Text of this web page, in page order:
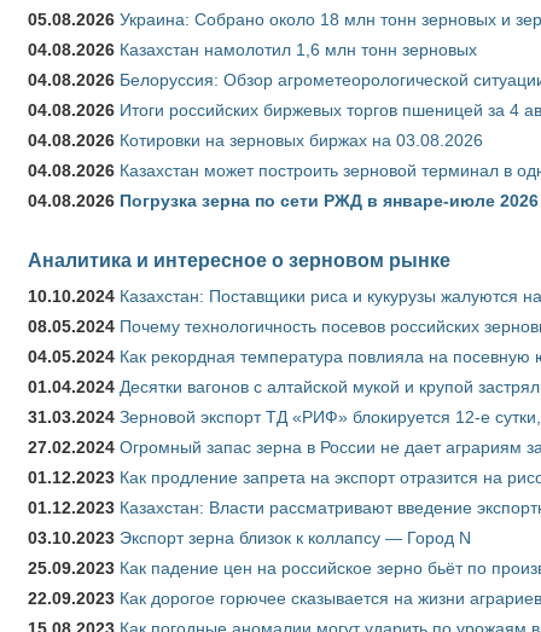
05.08.2026 Украина: Собрано около 18 млн тонн зерновых и
04.08.2026 Казахстан намолотил 1,6 млн тонн зерновых
04.08.2026 Белоруссия: Обзор агрометеорологической
04.08.2026 Итоги российских биржевых торгов пшеницей за 4
04.08.2026 Котировки на зерновых биржах на 03.08.2026
04.08.2026 Казахстан может построить зерновой терминал в
04.08.2026 Погрузка зерна по сети РЖД в январе-июле
Аналитика и интересное о зерновом рынке
10.10.2024 Казахстан: Поставщики риса и кукурузы жалуются
08.05.2024 Почему технологичность посевов российских
04.05.2024 Как рекордная температура повлияла на
01.04.2024 Десятки вагонов с алтайской мукой и крупой
31.03.2024 Зерновой экспорт ТД «РИФ» блокируется 12-е
27.02.2024 Огромный запас зерна в России не дает аграриям
01.12.2023 Как продление запрета на экспорт отразится на
01.12.2023 Казахстан: Власти рассматривают введение
03.10.2023 Экспорт зерна близок к коллапсу — Город N
25.09.2023 Как падение цен на российское зерно бьёт по
22.09.2023 Как дорогое горючее сказывается на жизни аграриев